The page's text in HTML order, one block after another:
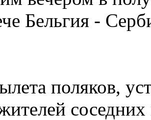
Бельгия -
поляков,
соседних